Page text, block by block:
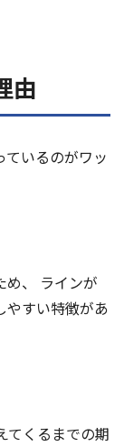
由
いるのがワッ
め、 ラインが
やすい特徴があ
てくるまでの期